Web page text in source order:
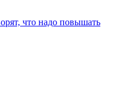
что надо повышать